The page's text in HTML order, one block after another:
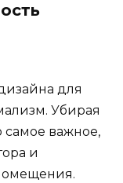
для
Убирая
самое важное,
и